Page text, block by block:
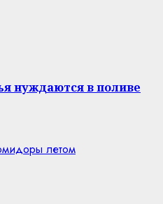
нуждаются в поливе
летом